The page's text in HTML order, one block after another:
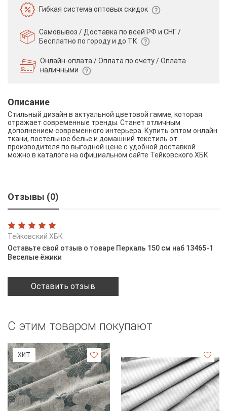
Гибкая системаоптовых скидок
Самовывоз / Доставка по всей РФ и СНГ /
Бесплатно по городу и до ТК
Онлайн-оплата / Оплата по счету /Оплата
наличными
Описание
Стильный дизайн в актуальной цветовой гамме, которая
отражает современные тренды. Станет отличным
дополнением современного интерьера. Купить оптом онлайн
ткани, постельное белье и домашний текстиль от
производителя по выгодной цене с удобной доставкой
можно в каталоге на официальном сайте Тейковского ХБК
Отзывы (0)
Тейковский ХБК
Оставьте свой отзыв о товаре Перкаль 150 см наб 13465-1
Веселые ёжики
Оставить отзыв
С этим товаром покупают
ХИТ